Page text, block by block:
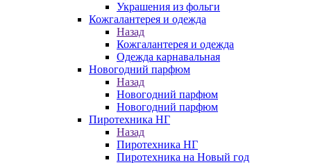
Украшения из фольги
Кожгалантерея и одежда
Назад
Кожгалантерея и одежда
Одежда карнавальная
Новогодний парфюм
Назад
Новогодний парфюм
Новогодний парфюм
Пиротехника НГ
Назад
Пиротехника НГ
Пиротехника на Новый год